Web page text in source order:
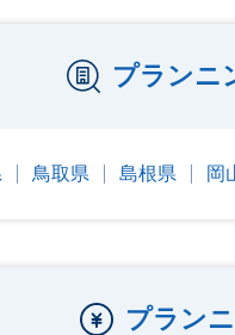
プランニ
鳥取県 島根県 岡
プラン